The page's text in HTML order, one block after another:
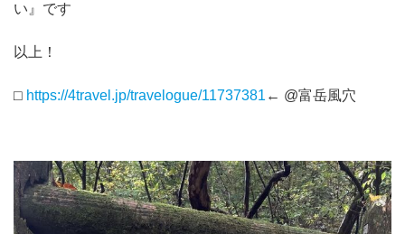
い』です
以上！
⬜︎ https://4travel.jp/travelogue/11737381← @富岳風穴